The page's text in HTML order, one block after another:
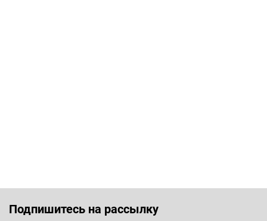
Подпишитесь на рассылку